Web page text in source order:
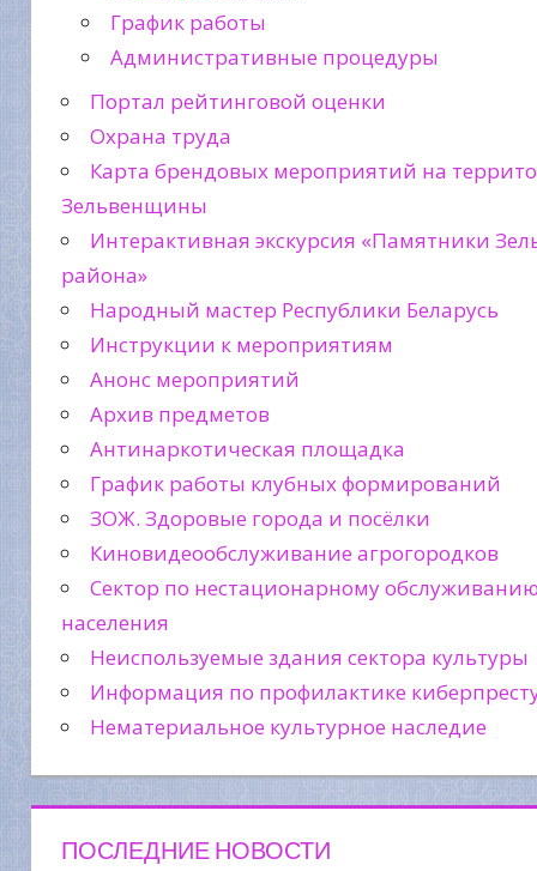
График работы
Административные процедуры
Портал рейтинговой оценки
Охрана труда
Карта брендовых мероприятий на
Зельвенщины
Интерактивная экскурсия «Памятники
района»
Народный мастер Республики Беларусь
Инструкции к мероприятиям
Анонс мероприятий
Архив предметов
Антинаркотическая площадка
График работы клубных формирований
ЗОЖ. Здоровые города и посёлки
Киновидеообслуживание агрогородков
Сектор по нестационарному
населения
Неиспользуемые здания сектора культуры
Информация по профилактике
Нематериальное культурное наследие
ПОСЛЕДНИЕ НОВОСТИ